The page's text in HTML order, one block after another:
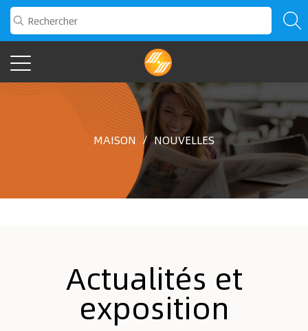
MAISON / NOUVELLES
Actualités et
exposition